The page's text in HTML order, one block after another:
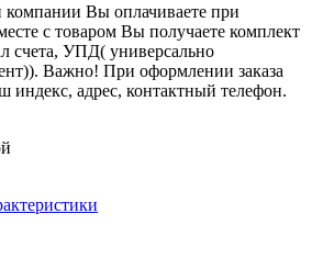
компании Вы оплачиваете при
с товаром Вы получаете комплект
счета, УПД( универсально
Важно! При оформлении заказа
индекс, адрес, контактный телефон.